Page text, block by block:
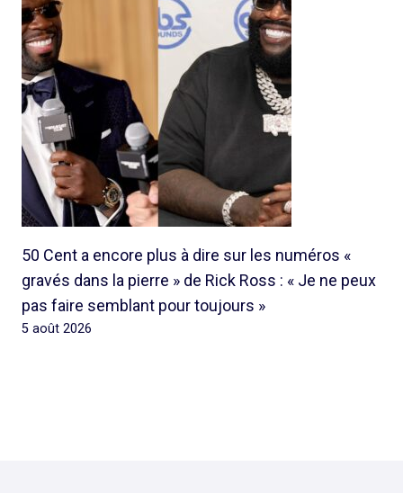
50 Cent a encore plus à dire sur les numéros «
gravés dans la pierre » de Rick Ross : « Je ne peux
pas faire semblant pour toujours »
5 août 2026